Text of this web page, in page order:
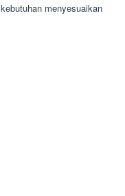
menyesuaikan